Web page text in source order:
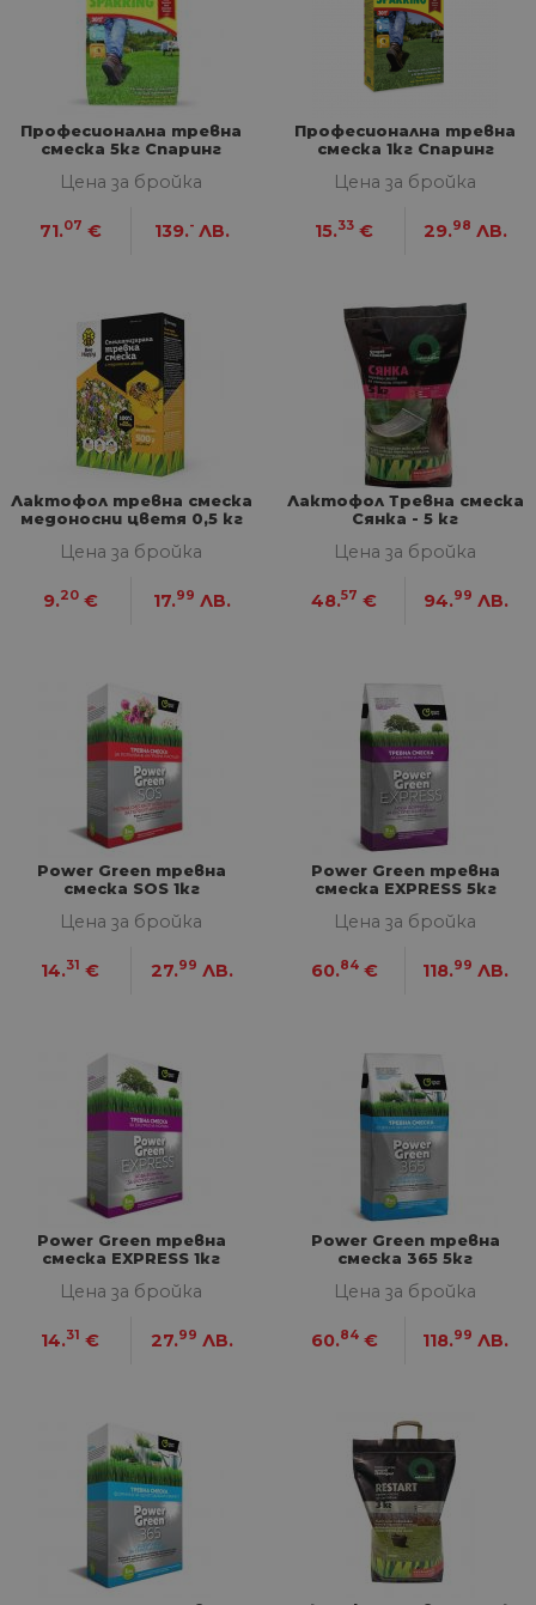
Професионална тревна
смеска 5кг Спаринг
Цена за бройка
71.07 € 139.- ЛВ.
Професионална тревна
смеска 1кг Спаринг
Цена за бройка
15.33 € 29.98 ЛВ.
Лактофол тревна смеска
медоносни цветя 0,5 кг
Цена за бройка
9.20 € 17.99 ЛВ.
Лактофол Тревна смеска
Сянка - 5 кг
Цена за бройка
48.57 € 94.99 ЛВ.
Power Green тревна
смеска SOS 1кг
Цена за бройка
14.31 € 27.99 ЛВ.
Power Green тревна
смеска EXPRESS 5кг
Цена за бройка
60.84 € 118.99 ЛВ.
Power Green тревна
смеска EXPRESS 1кг
Цена за бройка
14.31 € 27.99 ЛВ.
Power Green тревна
смеска 365 5кг
Цена за бройка
60.84 € 118.99 ЛВ.